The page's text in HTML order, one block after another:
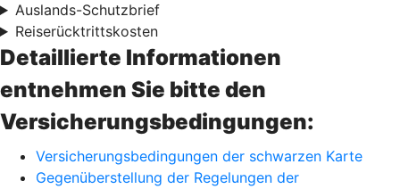
Auslands-Schutzbrief
Reiserücktrittskosten
Detaillierte Informationen
entnehmen Sie bitte den
Versicherungsbedingungen:
Versicherungsbedingungen der schwarzen Karte
Gegenüberstellung der Regelungen der